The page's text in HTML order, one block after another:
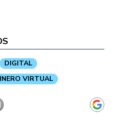
DIGITAL
VIRTUAL